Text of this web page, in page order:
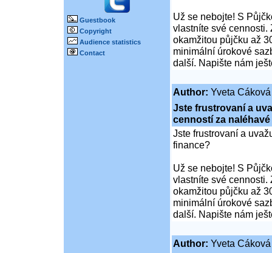
Guestbook
Copyright
Audience statistics
Contact
Už se nebojte! S
vlastníte své cennosti.
okamžitou půjčku až
minimální úrokové
další. Napište nám
Author: Yveta Cáková
Jste frustrovaní a
cenností za
Jste frustrovaní a
finance?
Už se nebojte! S
vlastníte své cennosti.
okamžitou půjčku až
minimální úrokové
další. Napište nám
Author: Yveta Cáková